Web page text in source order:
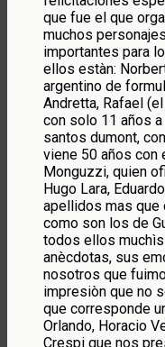
que fue el que
muchos
importantes para
ellos estàn:
argentino de
Andretta, Rafael
con solo 11 años
santos dumont,
viene 50 años con
Monguzzi, quien
Hugo Lara,
apellidos mas que
como son los de
todos ellos
anècdotas, sus
nosotros que
impresiòn que no
que corresponde
Orlando, Horacio
Crespi que nos